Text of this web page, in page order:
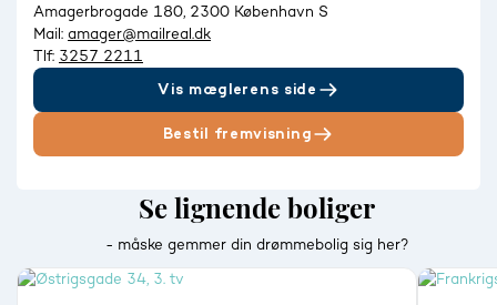
Amagerbrogade 180, 2300 København S
Mail: amager@mailreal.dk
Tlf: 3257 2211
Vis mæglerens side
Bestil fremvisning
Se lignende boliger
- måske gemmer din drømmebolig sig her?